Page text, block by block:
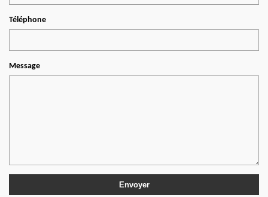
Téléphone
Message